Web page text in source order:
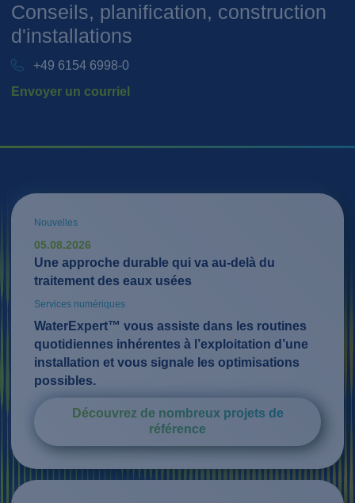
Conseils, planification, construction
d'installations
+49 6154 6998-0
Envoyer un courriel
Nouvelles
05.08.2026
Une approche durable qui va au-delà du
traitement des eaux usées
Services numériques
WaterExpert™ vous assiste dans les routines
quotidiennes inhérentes à l’exploitation d’une
installation et vous signale les optimisations
possibles.
Découvrez de nombreux projets de
référence